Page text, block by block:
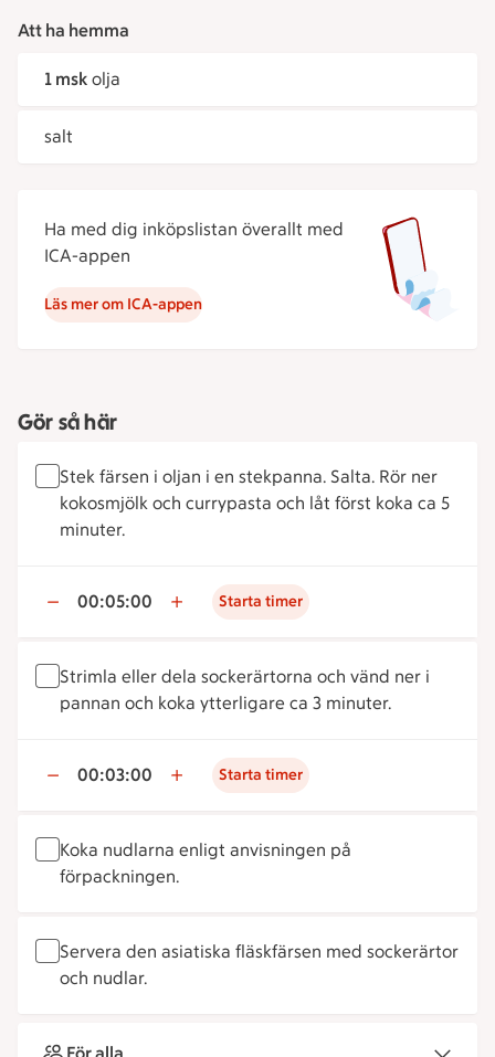
Att ha hemma
1 msk olja
salt
Ha med dig inköpslistan överallt med
ICA-appen
Läs mer om ICA-appen
Gör så här
Stek färsen i oljan i en stekpanna. Salta. Rör ner
kokosmjölk och currypasta och låt först koka ca 5
minuter.
00:05:00 Starta timer
Strimla eller dela sockerärtorna och vänd ner i
pannan och koka ytterligare ca 3 minuter.
00:03:00 Starta timer
Koka nudlarna enligt anvisningen på
förpackningen.
Servera den asiatiska fläskfärsen med sockerärtor
och nudlar.